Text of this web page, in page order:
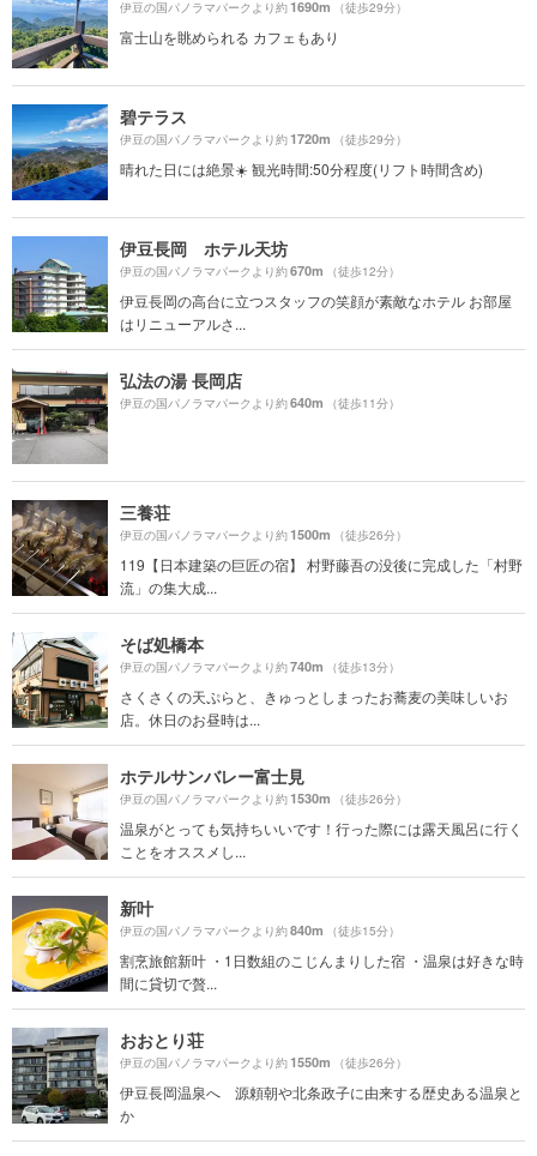
伊豆の国パノラマパークより約1690m （徒歩29分）
富士山を眺められる カフェもあり
碧テラス
伊豆の国パノラマパークより約1720m （徒歩29分）
晴れた日には絶景☀️ 観光時間:50分程度(リフト時間含め)
伊豆長岡 ホテル天坊
伊豆の国パノラマパークより約670m （徒歩12分）
伊豆長岡の高台に立つスタッフの笑顔が素敵なホテル お部屋
はリニューアルさ...
弘法の湯 長岡店
伊豆の国パノラマパークより約640m （徒歩11分）
三養荘
伊豆の国パノラマパークより約1500m （徒歩26分）
119【日本建築の巨匠の宿】 村野藤吾の没後に完成した「村野
流」の集大成...
そば処橋本
伊豆の国パノラマパークより約740m （徒歩13分）
さくさくの天ぷらと、きゅっとしまったお蕎麦の美味しいお
店。休日のお昼時は...
ホテルサンバレー富士見
伊豆の国パノラマパークより約1530m （徒歩26分）
温泉がとっても気持ちいいです！行った際には露天風呂に行く
ことをオススメし...
新叶
伊豆の国パノラマパークより約840m （徒歩15分）
割烹旅館新叶 ・1日数組のこじんまりした宿 ・温泉は好きな時
間に貸切で贅...
おおとり荘
伊豆の国パノラマパークより約1550m （徒歩26分）
伊豆長岡温泉へ 源頼朝や北条政子に由来する歴史ある温泉と
か